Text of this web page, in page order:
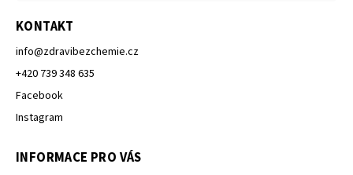
KONTAKT
info@zdravibezchemie.cz
+420 739 348 635
Facebook
Instagram
INFORMACE PRO VÁS